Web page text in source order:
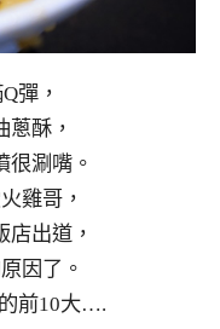
彈，
酥，
很涮嘴。
雞哥，
出道，
因了。
前10大….